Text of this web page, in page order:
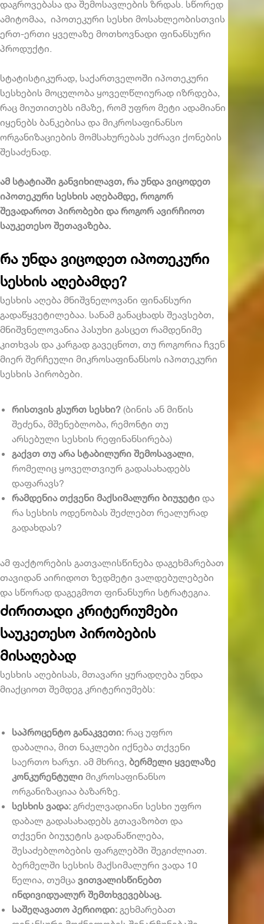
დაგროვებასა და შემოსავლების ზრდას. სწორედ
ამიტომაა, იპოთეკური სესხი მოსახლეობისთვის
ერთ-ერთი ყველაზე მოთხოვნადი ფინანსური
პროდუქტი.
სტატისტიკურად, საქართველოში იპოთეკური
სესხების მოცულობა ყოველწლიურად იზრდება,
რაც მიუთითებს იმაზე, რომ უფრო მეტი ადამიანი
იყენებს ბანკებისა და მიკროსაფინანსო
ორგანიზაციების მომსახურებას უძრავი ქონების
შესაძენად.
ამ სტატიაში განვიხილავთ, რა უნდა ვიცოდეთ
იპოთეკური სესხის აღებამდე, როგორ
შევადაროთ პირობები და როგორ ავირჩიოთ
საუკეთესო შეთავაზება.
რა უნდა ვიცოდეთ იპოთეკური
სესხის აღებამდე?
სესხის აღება მნიშვნელოვანი ფინანსური
გადაწყვეტილებაა. სანამ განაცხადს შეავსებთ,
მნიშვნელოვანია პასუხი გასცეთ რამდენიმე
კითხვას და კარგად გავეცნოთ, თუ როგორია ჩვენ
მიერ შერჩეული მიკროსაფინანსოს იპოთეკური
სესხის პირობები.
რისთვის გსურთ სესხი? (ბინის ან მიწის
შეძენა, მშენებლობა, რემონტი თუ
არსებული სესხის რეფინანსირება)
გაქვთ თუ არა სტაბილური შემოსავალი,
რომელიც ყოველთვიურ გადასახადებს
დაფარავს?
რამდენია თქვენი მაქსიმალური ბიუჯეტი და
რა სესხის ოდენობას შეძლებთ რეალურად
გადახდას?
ამ ფაქტორების გათვალისწინება დაგეხმარებათ
თავიდან აირიდოთ ზედმეტი ვალდებულებები
და სწორად დაგეგმოთ ფინანსური სტრატეგია.
ძირითადი კრიტერიუმები
საუკეთესო პირობების
მისაღებად
სესხის აღებისას, მთავარი ყურადღება უნდა
მიაქციოთ შემდეგ კრიტერიუმებს:
საპროცენტო განაკვეთი: რაც უფრო
დაბალია, მით ნაკლები იქნება თქვენი
საერთო ხარჯი. ამ მხრივ, ბერმელი ყველაზე
კონკურენტული მიკროსაფინანსო
ორგანიზაციაა ბაზარზე.
სესხის ვადა: გრძელვადიანი სესხი უფრო
დაბალ გადასახადებს გთავაზობთ და
თქვენი ბიუჯეტის გადანაწილება,
შესაძებლობების ფარგლებში შეგიძლიათ.
ბერმელში სესხის მაქსიმალური ვადა 10
წელია, თუმცა ვითვალისწინებთ
ინდივიდუალურ შემთხვევებსაც.
საშეღავათო პერიოდი: გეხმარებათ